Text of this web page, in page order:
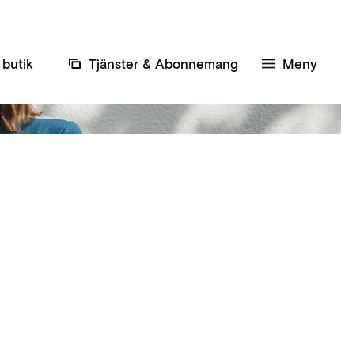
Tjänster & Abonnemang Meny